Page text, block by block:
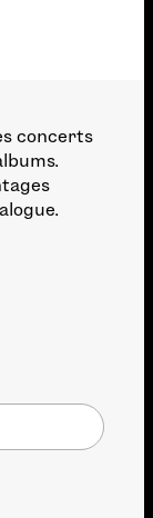
concerts